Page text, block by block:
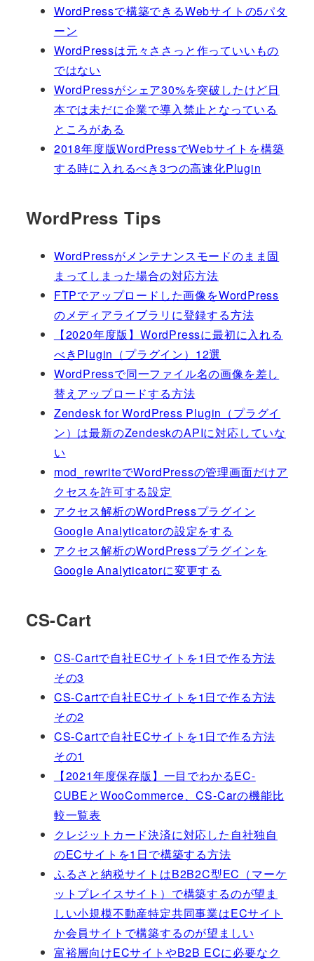
WordPressで構築できるWebサイトの5パタ
ーン
WordPressは元々ささっと作っていいもの
ではない
WordPressがシェア30%を突破したけど日
本では未だに企業で導入禁止となっている
ところがある
2018年度版WordPressでWebサイトを構築
する時に入れるべき3つの高速化Plugin
WordPress Tips
WordPressがメンテナンスモードのまま固
まってしまった場合の対応方法
FTPでアップロードした画像をWordPress
のメディアライブラリに登録する方法
【2020年度版】WordPressに最初に入れる
べきPlugin（プラグイン）12選
WordPressで同一ファイル名の画像を差し
替えアップロードする方法
Zendesk for WordPress Plugin（プラグイ
ン）は最新のZendeskのAPIに対応していな
い
mod_rewriteでWordPressの管理画面だけア
クセスを許可する設定
アクセス解析のWordPressプラグイン
Google Analyticatorの設定をする
アクセス解析のWordPressプラグインを
Google Analyticatorに変更する
CS-Cart
CS-Cartで自社ECサイトを1日で作る方法
その3
CS-Cartで自社ECサイトを1日で作る方法
その2
CS-Cartで自社ECサイトを1日で作る方法
その1
【2021年度保存版】一目でわかるEC-
CUBEとWooCommerce、CS-Carの機能比
較一覧表
クレジットカード決済に対応した自社独自
のECサイトを1日で構築する方法
ふるさと納税サイトはB2B2C型EC（マーケ
ットプレイスサイト）で構築するのが望ま
しい小規模不動産特定共同事業はECサイト
か会員サイトで構築するのが望ましい
富裕層向けECサイトやB2B ECに必要なク